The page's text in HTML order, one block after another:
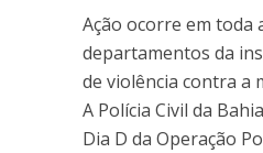
Ação ocorre em toda
departamentos da
de violência contra a
A Polícia Civil da
Dia D da Operação